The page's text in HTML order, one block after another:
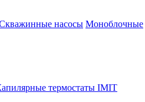
насосы Моноблочные
термостаты IMIT